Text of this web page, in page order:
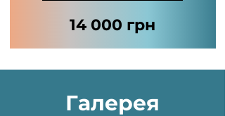
14 000 грн
Галерея